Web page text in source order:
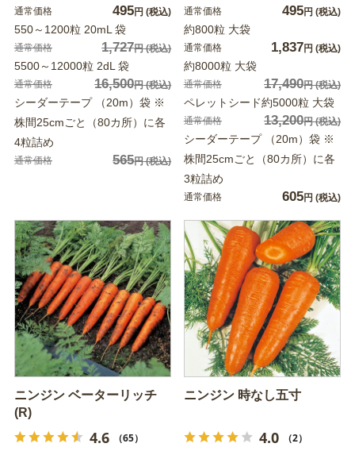
通常価格 495円 (税込)
550～1200粒 20mL 袋
通常価格 1,727円(税込)
5500～12000粒 2dL 袋
通常価格 16,500円(税込)
シーダーテープ （20m）袋 ※
株間25cmごと（80カ所）に各
4粒詰め
通常価格 565円(税込)
通常価格 495円 (税込)
約800粒 大袋
通常価格 1,837円 (税込)
約8000粒 大袋
通常価格 17,490円(税込)
ペレットシード約5000粒 大袋
通常価格 13,200円(税込)
シーダーテープ （20m）袋 ※
株間25cmごと（80カ所）に各
3粒詰め
通常価格 605円 (税込)
ニンジン ベーターリッチ
(R)
4.6 （65）
ニンジン 時なし五寸
4.0 （2）